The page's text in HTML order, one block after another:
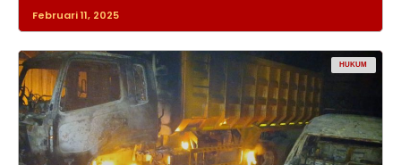
Februari 11, 2025
HUKUM